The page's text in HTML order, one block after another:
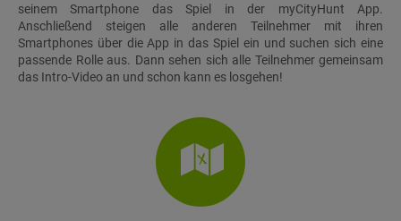
seinem Smartphone das Spiel in der myCityHunt App.
Anschließend steigen alle anderen Teilnehmer mit ihren
Smartphones über die App in das Spiel ein und suchen sich eine
passende Rolle aus. Dann sehen sich alle Teilnehmer gemeinsam
das Intro-Video an und schon kann es losgehen!